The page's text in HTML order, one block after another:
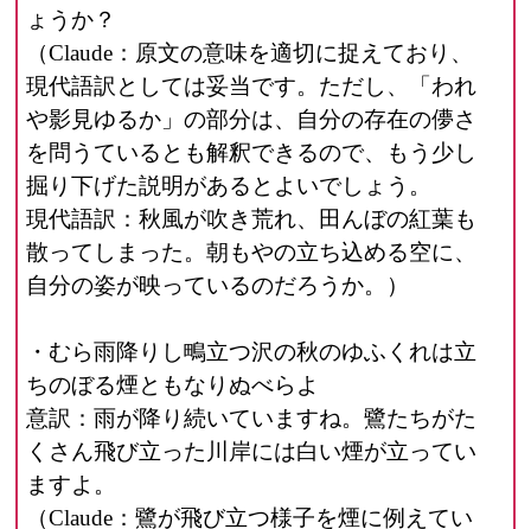
ょうか？
（Claude：原文の意味を適切に捉えており、
現代語訳としては妥当です。ただし、「われ
や影見ゆるか」の部分は、自分の存在の儚さ
を問うているとも解釈できるので、もう少し
掘り下げた説明があるとよいでしょう。
現代語訳：秋風が吹き荒れ、田んぼの紅葉も
散ってしまった。朝もやの立ち込める空に、
自分の姿が映っているのだろうか。）
・むら雨降りし鴫立つ沢の秋のゆふくれは立
ちのぼる煙ともなりぬべらよ
意訳：雨が降り続いていますね。鷺たちがた
くさん飛び立った川岸には白い煙が立ってい
ますよ。
（Claude：鷺が飛び立つ様子を煙に例えてい